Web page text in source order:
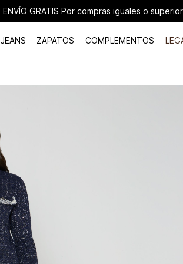
ENVÍO GRATIS Por compras iguales o
JEANS ZAPATOS COMPLEMENTOS